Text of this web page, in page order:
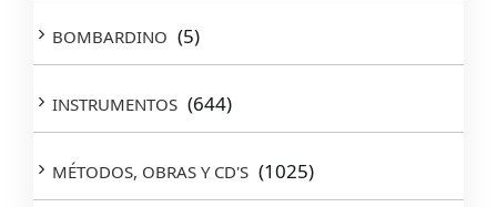
BOMBARDINO (5)
INSTRUMENTOS (644)
MÉTODOS, OBRAS Y CD'S (1025)